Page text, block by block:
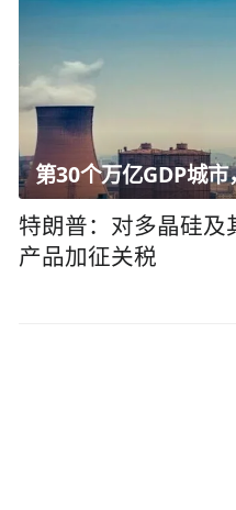
第30个万亿GDP城
特朗普：对多晶硅及
产品加征关税